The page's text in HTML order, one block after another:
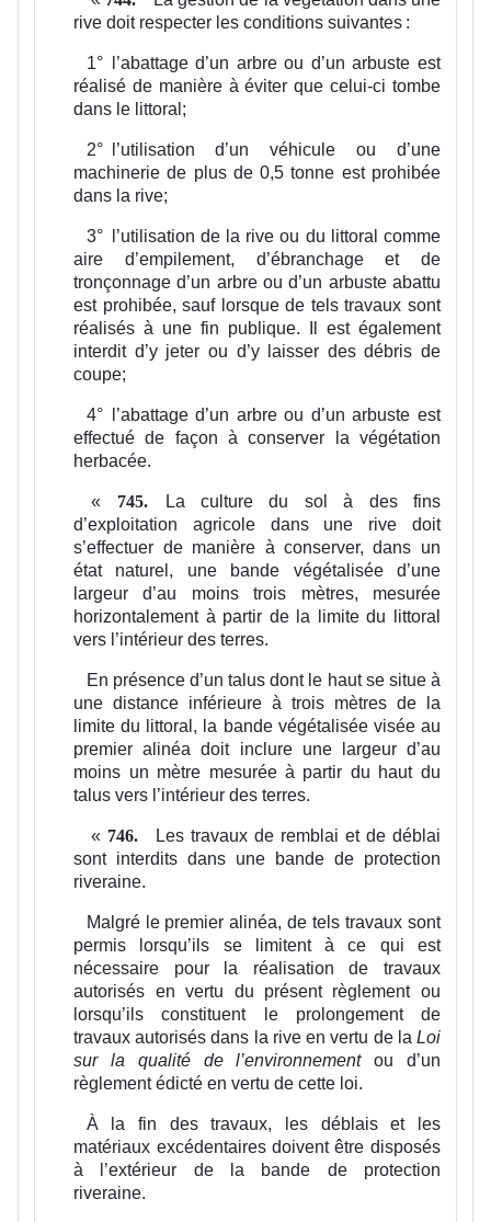
rive doit respecter les conditions suivantes :
1°
l’abattage d’un arbre ou d’un arbuste est
réalisé de manière à éviter que celui-ci tombe
dans le littoral;
2°
l’utilisation d’un véhicule ou d’une
machinerie de plus de 0,5 tonne est prohibée
dans la rive;
3°
l’utilisation de la rive ou du littoral comme
aire d’empilement, d’ébranchage et de
tronçonnage d’un arbre ou d’un arbuste abattu
est prohibée, sauf lorsque de tels travaux sont
réalisés à une fin publique. Il est également
interdit d’y jeter ou d’y laisser des débris de
coupe;
4°
l’abattage d’un arbre ou d’un arbuste est
effectué de façon à conserver la végétation
herbacée.
« 745.
La culture du sol à des fins
d’exploitation agricole dans une rive doit
s’effectuer de manière à conserver, dans un
état naturel, une bande végétalisée d’une
largeur d’au moins trois mètres, mesurée
horizontalement à partir de la limite du littoral
vers l’intérieur des terres.
En présence d’un talus dont le haut se situe à
une distance inférieure à trois mètres de la
limite du littoral, la bande végétalisée visée au
premier alinéa doit inclure une largeur d’au
moins un mètre mesurée à partir du haut du
talus vers l’intérieur des terres.
« 746.
Les travaux de remblai et de déblai
sont interdits dans une bande de protection
riveraine.
Malgré le premier alinéa, de tels travaux sont
permis lorsqu’ils se limitent à ce qui est
nécessaire pour la réalisation de travaux
autorisés en vertu du présent règlement ou
lorsqu’ils constituent le prolongement de
travaux autorisés dans la rive en vertu de la Loi
sur la qualité de l’environnementou d’un
règlement édicté en vertu de cette loi.
À la fin des travaux, les déblais et les
matériaux excédentaires doivent être disposés
à l’extérieur de la bande de protection
riveraine.